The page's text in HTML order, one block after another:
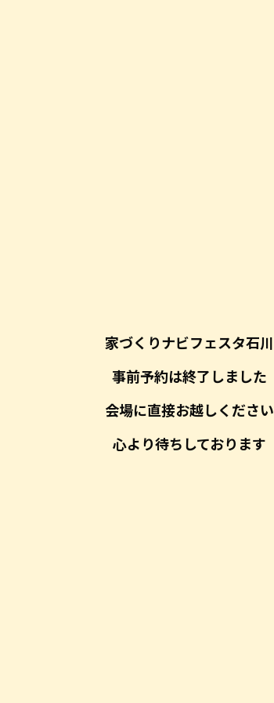
家づくりナビフェスタ石川
事前予約は終了しました
会場に直接お越しください
心より待ちしております